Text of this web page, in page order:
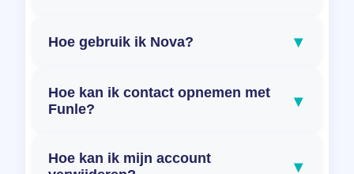
Hoe gebruik ik Nova? ▾
Hoe kan ik contact opnemen met
Funle?
▾
Hoe kan ik mijn account
▾